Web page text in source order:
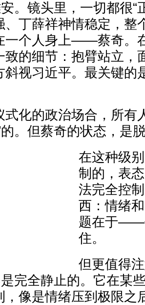
。镜头里，一切都很“
、丁薛祥神情稳定，整
一个人身上——蔡奇。
致的细节：抱臂站立，
斜视习近平。最关键
式化的政治场合，所有
的。但蔡奇的状态，是
在这种级
制的，表
法完全控
西：情绪
题在于——
住。
但更值得
是完全静止的。它在某
，像是情绪压到极限之